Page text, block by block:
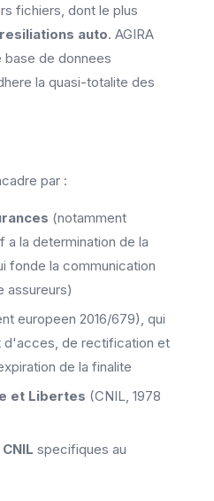
fichiers, dont le plus
auto. AGIRA
de donnees
la quasi-totalite des
par :
(notamment
a la determination de la
fonde la communication
assureurs)
europeen 2016/679), qui
d'acces, de rectification et
de la finalite
et Libertes (CNIL, 1978
specifiques au